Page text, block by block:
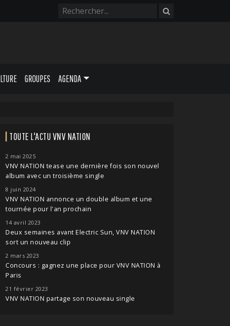
GROUPES AGENDA
TOUTE L'ACTU VNV NATION
2 mai 2025
VNV NATION tease une dernière fois son nouvel
album avec un troisième single
8 juin 2024
VNV NATION annonce un double album et une
tournée pour l'an prochain
14 avril 2023
Deux semaines avant Electric Sun, VNV NATION
sort un nouveau clip
2 mars 2023
Concours : gagnez une place pour VNV NATION à
Paris
21 février 2023
VNV NATION partage son nouveau single